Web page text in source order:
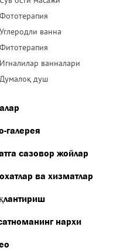
Фототерапия
Углеродли ванна
Фитотерапия
Игналилар ванналари
Думалоқ душ
галерея
сазовор жойлар
ва хизматлар
нархи